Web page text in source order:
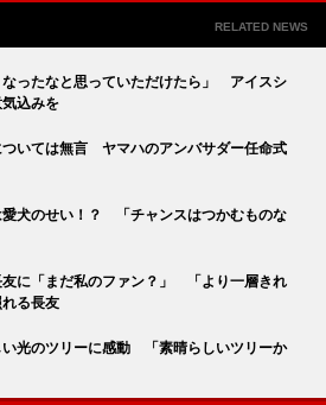
RELATED NEWS
なったなと思っていただけたら」 アイスシ
込みを
ついては無言 ヤマハのアンバサダー任命式
愛犬のせい！？ 「チャンスはつかむものな
友に「まだ私のファン？」 「より一層きれ
る長友
い光のツリーに感動 「素晴らしいツリーか